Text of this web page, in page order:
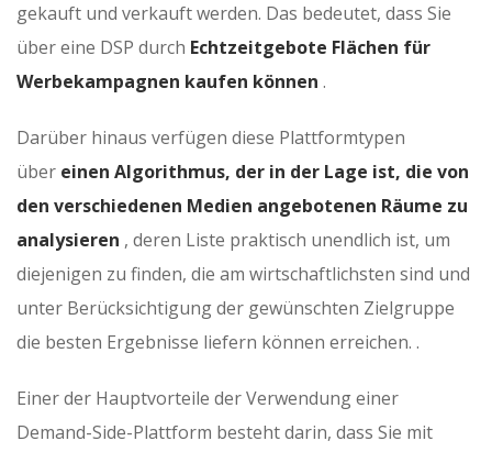
gekauft und verkauft werden. Das bedeutet, dass Sie
über eine DSP durch Echtzeitgebote Flächen für
Werbekampagnen kaufen können .
Darüber hinaus verfügen diese Plattformtypen
über einen Algorithmus, der in der Lage ist, die von
den verschiedenen Medien angebotenen Räume zu
analysieren , deren Liste praktisch unendlich ist, um
diejenigen zu finden, die am wirtschaftlichsten sind und
unter Berücksichtigung der gewünschten Zielgruppe
die besten Ergebnisse liefern können erreichen. .
Einer der Hauptvorteile der Verwendung einer
Demand-Side-Plattform besteht darin, dass Sie mit